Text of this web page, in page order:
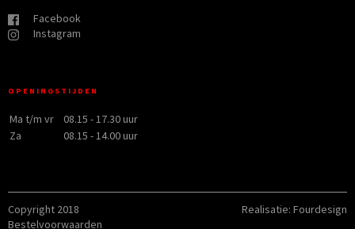
Facebook
Instagram
OPENINGSTIJDEN
Ma t/m vr
08.15 - 17.30 uur
Za
08.15 - 14.00 uur
Copyright 2018
Bestelvoorwaarden
Realisatie: Fourdesign